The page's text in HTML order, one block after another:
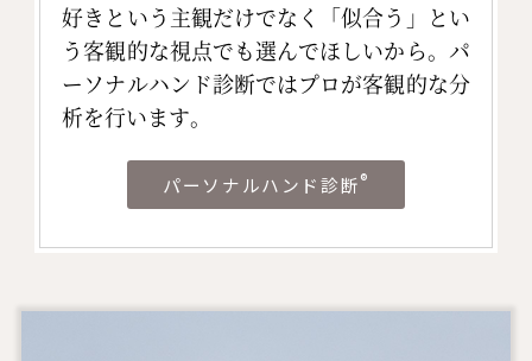
好きという主観だけでなく「似合う」とい
う客観的な視点でも選んでほしいから。パ
ーソナルハンド診断ではプロが客観的な分
析を行います。
パーソナルハンド診断®